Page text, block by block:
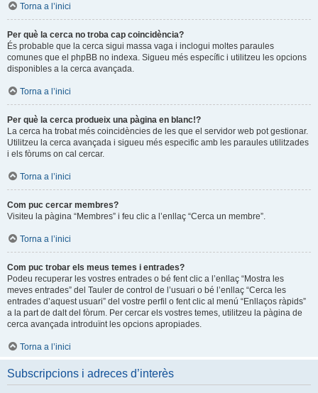
Torna a l’inici
Per què la cerca no troba cap coincidència?
És probable que la cerca sigui massa vaga i inclogui moltes paraules
comunes que el phpBB no indexa. Sigueu més específic i utilitzeu les opcions
disponibles a la cerca avançada.
Torna a l’inici
Per què la cerca produeix una pàgina en blanc!?
La cerca ha trobat més coincidències de les que el servidor web pot gestionar.
Utilitzeu la cerca avançada i sigueu més especific amb les paraules utilitzades
i els fòrums on cal cercar.
Torna a l’inici
Com puc cercar membres?
Visiteu la pàgina “Membres” i feu clic a l’enllaç “Cerca un membre”.
Torna a l’inici
Com puc trobar els meus temes i entrades?
Podeu recuperar les vostres entrades o bé fent clic a l’enllaç “Mostra les
meves entrades” del Tauler de control de l’usuari o bé l’enllaç “Cerca les
entrades d’aquest usuari” del vostre perfil o fent clic al menú “Enllaços ràpids”
a la part de dalt del fòrum. Per cercar els vostres temes, utilitzeu la pàgina de
cerca avançada introduïnt les opcions apropiades.
Torna a l’inici
Subscripcions i adreces d’interès